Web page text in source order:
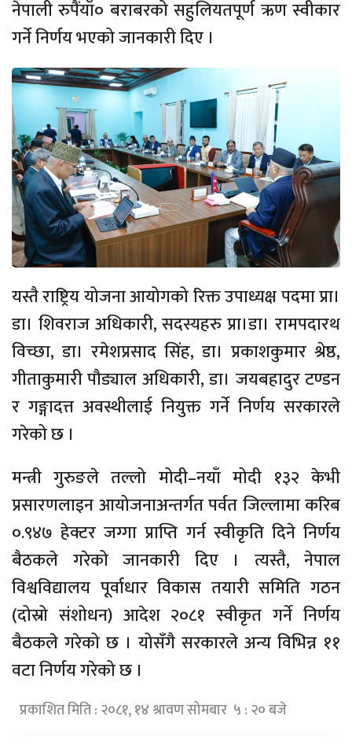
नेपाली रुपैंयाँ० बराबरको सहुलियतपूर्ण ऋण स्वीकार
गर्ने निर्णय भएको जानकारी दिए ।
यस्तै राष्ट्रिय योजना आयोगको रिक्त उपाध्यक्ष पदमा प्रा।
डा। शिवराज अधिकारी, सदस्यहरु प्रा।डा। रामपदारथ
विच्छा, डा। रमेशप्रसाद सिंह, डा। प्रकाशकुमार श्रेष्ठ,
गीताकुमारी पौड्याल अधिकारी, डा। जयबहादुर टण्डन
र गङ्गादत्त अवस्थीलाई नियुक्त गर्ने निर्णय सरकारले
गरेको छ ।
मन्त्री गुरुङले तल्लो मोदी–नयाँ मोदी १३२ केभी
प्रसारणलाइन आयोजनाअन्तर्गत पर्वत जिल्लामा करिब
०.९४७ हेक्टर जग्गा प्राप्ति गर्न स्वीकृति दिने निर्णय
बैठकले गरेको जानकारी दिए । त्यस्तै, नेपाल
विश्वविद्यालय पूर्वाधार विकास तयारी समिति गठन
(दोस्रो संशोधन) आदेश २०८१ स्वीकृत गर्ने निर्णय
बैठकले गरेको छ । योसँगै सरकारले अन्य विभिन्न ११
वटा निर्णय गरेको छ ।
प्रकाशित मिति : २०८१, १४ श्रावण सोमबार ५ : २० बजे